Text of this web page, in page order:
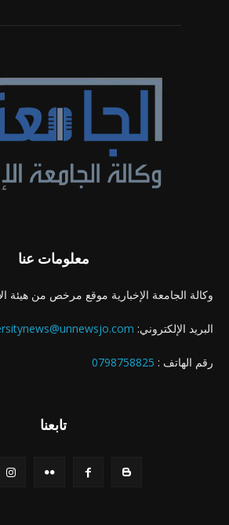
معلومات عنا
وكالة الجامعة الإخبارية موقع مرخص من هيئة
البريد الإلكتروني:
رقم الهاتف : 0798758825
تابعنا